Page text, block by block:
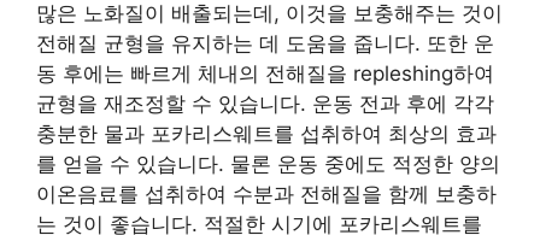
많은 노화질이 배출되는데, 이것을 보충해주는 것이
전해질 균형을 유지하는 데 도움을 줍니다. 또한 운
동 후에는 빠르게 체내의 전해질을 repleshing하여
균형을 재조정할 수 있습니다. 운동 전과 후에 각각
충분한 물과 포카리스웨트를 섭취하여 최상의 효과
를 얻을 수 있습니다. 물론 운동 중에도 적정한 양의
이온음료를 섭취하여 수분과 전해질을 함께 보충하
는 것이 좋습니다. 적절한 시기에 포카리스웨트를